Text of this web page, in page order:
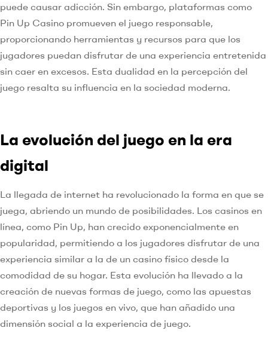
puede causar adicción. Sin embargo, plataformas como
Pin Up Casino promueven el juego responsable,
proporcionando herramientas y recursos para que los
jugadores puedan disfrutar de una experiencia entretenida
sin caer en excesos. Esta dualidad en la percepción del
juego resalta su influencia en la sociedad moderna.
La evolución del juego en la era
digital
La llegada de internet ha revolucionado la forma en que se
juega, abriendo un mundo de posibilidades. Los casinos en
línea, como Pin Up, han crecido exponencialmente en
popularidad, permitiendo a los jugadores disfrutar de una
experiencia similar a la de un casino físico desde la
comodidad de su hogar. Esta evolución ha llevado a la
creación de nuevas formas de juego, como las apuestas
deportivas y los juegos en vivo, que han añadido una
dimensión social a la experiencia de juego.